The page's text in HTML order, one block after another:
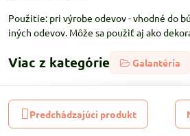
Použitie: pri výrobe odevov - vhodné do
iných odevov. Môže sa použiť aj ako
Viac z kategórie Galantéria
Predchádzajúci produkt